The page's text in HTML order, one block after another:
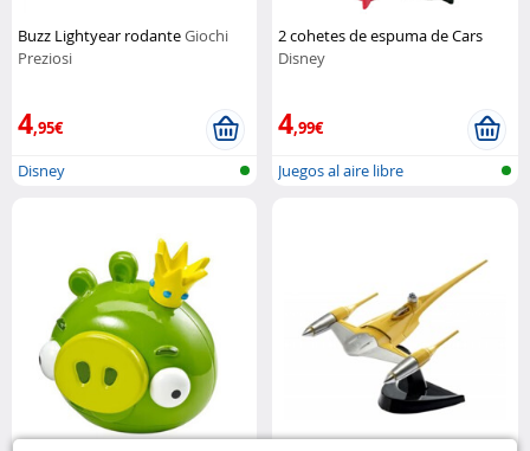
Buzz Lightyear rodanteGiochi
Preziosi
4,95€
Disney
2 cohetes de espuma de Cars
Disney
4,99€
Juegos al aire libre